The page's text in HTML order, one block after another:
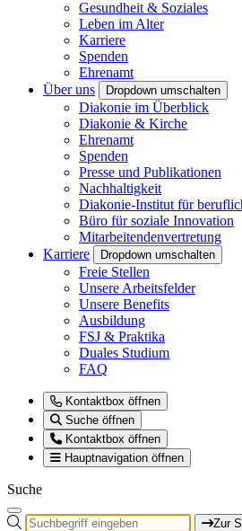
Gesundheit & Soziales
Leben im Alter
Karriere
Spenden
Ehrenamt
Über uns
Dropdown umschalten
Diakonie im Überblick
Diakonie & Kirche
Ehrenamt
Spenden
Presse und Publikationen
Nachhaltigkeit
Diakonie-Institut für
Büro für soziale Innovation
Mitarbeitendenvertretung
Karriere
Dropdown umschalten
Freie Stellen
Unsere Arbeitsfelder
Unsere Benefits
Ausbildung
FSJ & Praktika
Duales Studium
FAQ
Kontaktbox öffnen
Suche öffnen
Kontaktbox öffnen
Hauptnavigation öffnen
Suche
Zur